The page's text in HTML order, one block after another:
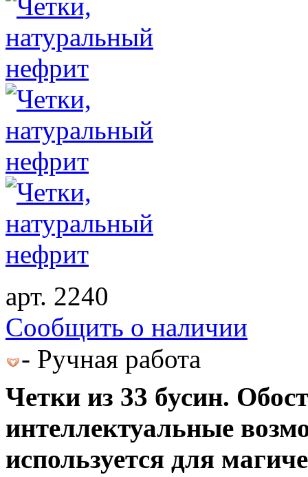
арт. 2240
Cообщить о наличии
- Ручная работа
Четки из 33 бусин.
интеллектуальные
используется для